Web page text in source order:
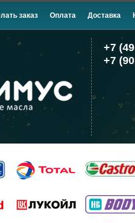
заказ Оплата Доставка
+7
+7